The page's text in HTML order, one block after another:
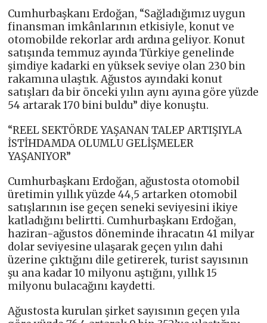
Cumhurbaşkanı Erdoğan, “Sağladığımız uygun
finansman imkânlarının etkisiyle, konut ve
otomobilde rekorlar ardı ardına geliyor. Konut
satışında temmuz ayında Türkiye genelinde
şimdiye kadarki en yüksek seviye olan 230 bin
rakamına ulaştık. Ağustos ayındaki konut
satışları da bir önceki yılın aynı ayına göre yüzde
54 artarak 170 bini buldu” diye konuştu.
“REEL SEKTÖRDE YAŞANAN TALEP ARTIŞIYLA
İSTİHDAMDA OLUMLU GELİŞMELER
YAŞANIYOR”
Cumhurbaşkanı Erdoğan, ağustosta otomobil
üretimin yıllık yüzde 44,5 artarken otomobil
satışlarının ise geçen seneki seviyesini ikiye
katladığını belirtti. Cumhurbaşkanı Erdoğan,
haziran-ağustos döneminde ihracatın 41 milyar
dolar seviyesine ulaşarak geçen yılın dahi
üzerine çıktığını dile getirerek, turist sayısının
şu ana kadar 10 milyonu aştığını, yıllık 15
milyonu bulacağını kaydetti.
Ağustosta kurulan şirket sayısının geçen yıla